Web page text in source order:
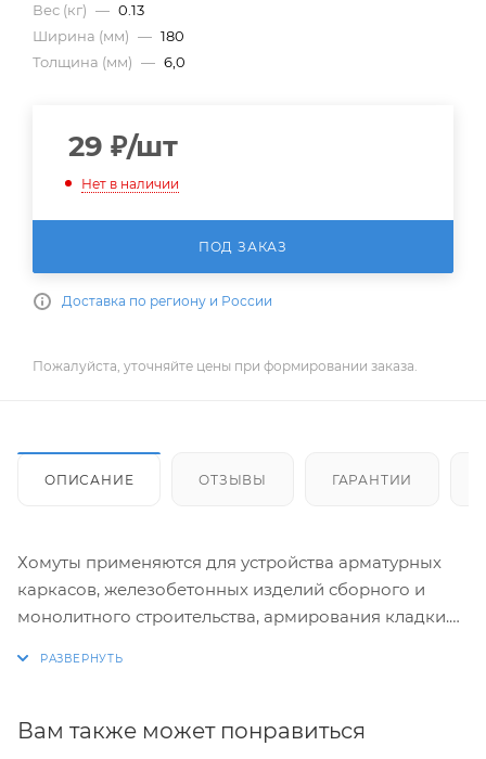
Вес (кг) — 0.13
Ширина (мм) — 180
Толщина (мм) — 6,0
29 ₽/шт
Нет в наличии
ПОД ЗАКАЗ
Доставка по региону и России
Пожалуйста, уточняйте цены при формировании заказа.
ОПИСАНИЕ ОТЗЫВЫ ГАРАНТИИ
Хомуты применяются для устройства арматурных
каркасов, железобетонных изделий сборного и
монолитного строительства, армирования кладки.
строго выдержаны, благодаря автоматизации
Вам также может понравиться